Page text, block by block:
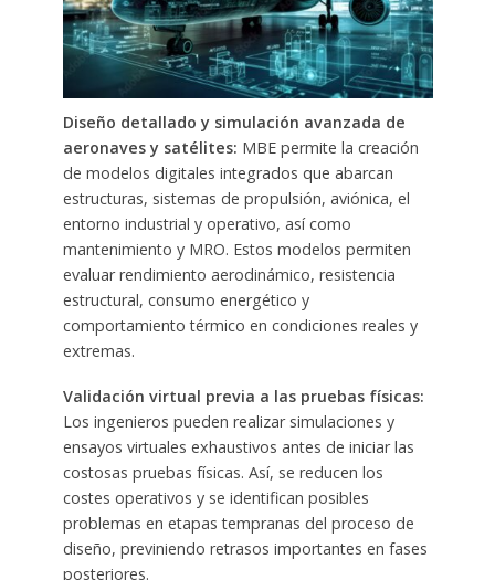
Diseño detallado y simulación avanzada de
aeronaves y satélites: MBE permite la creación
de modelos digitales integrados que abarcan
estructuras, sistemas de propulsión, aviónica, el
entorno industrial y operativo, así como
mantenimiento y MRO. Estos modelos permiten
evaluar rendimiento aerodinámico, resistencia
estructural, consumo energético y
comportamiento térmico en condiciones reales y
extremas.
Validación virtual previa a las pruebas físicas:
Los ingenieros pueden realizar simulaciones y
ensayos virtuales exhaustivos antes de iniciar las
costosas pruebas físicas. Así, se reducen los
costes operativos y se identifican posibles
problemas en etapas tempranas del proceso de
diseño, previniendo retrasos importantes en fases
posteriores.